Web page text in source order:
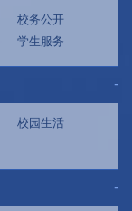
校务公开
学生服务
校园生活